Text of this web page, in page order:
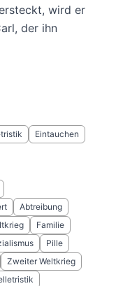
wird er
der ihn
Eintauchen
Abtreibung
Familie
Pille
Zweiter Weltkrieg